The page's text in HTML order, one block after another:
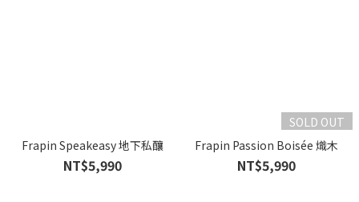
Frapin Speakeasy 地下私釀
NT$5,990
SOLD OUT
Frapin Passion Boisée 熾木
NT$5,990